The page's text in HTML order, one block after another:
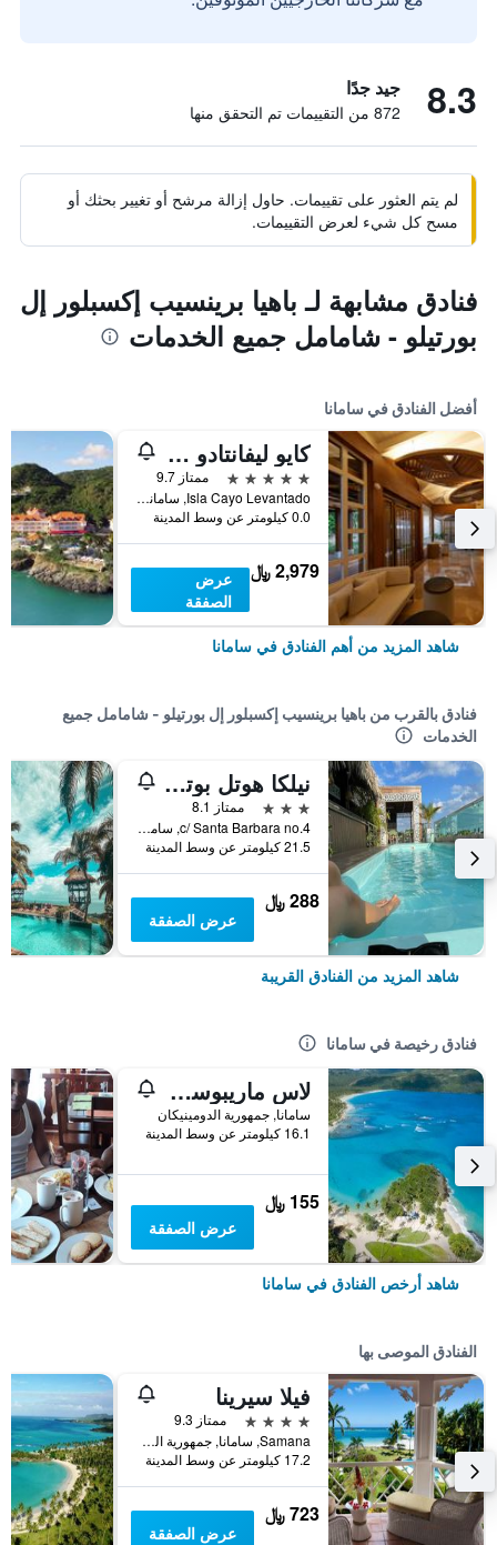
8.3 جيد جدًا
872 من التقييمات تم التحقق منها
لم يتم العثور على تقييمات. حاول إزالة مرشح أو تغيير بحثك أو
مسح كل شيء لعرض التقييمات.
فنادق مشابهة لـ باهيا برينسيب إكسبلور إل
بورتيلو - شامامل جميع الخدمات
أفضل الفنادق في سامانا
كايو ليفانتادو ريزورت - شامامل جميع الخدمات
5 نجوم
ممتاز 9.7
Isla Cayo Levantado, سامانا, جمهورية الدومينيكان
0.0 كيلومتر عن وسط المدينة
2,979 ﷼
عرض
الصفقة
شاهد المزيد من أهم الفنادق في سامانا
فنادق بالقرب من باهيا برينسيب إكسبلور إل بورتيلو - شامامل جميع
الخدمات
نيلكا هوتل بوتيك
3 نجوم
ممتاز 8.1
c/ Santa Barbara no.4, سامانا, جمهورية الدومينيكان
21.5 كيلومتر عن وسط المدينة
288 ﷼
عرض الصفقة
شاهد المزيد من الفنادق القريبة
فنادق رخيصة في سامانا
لاس ماريبوساس
سامانا, جمهورية الدومينيكان
16.1 كيلومتر عن وسط المدينة
155 ﷼
عرض الصفقة
شاهد أرخص الفنادق في سامانا
الفنادق الموصى بها
فيلا سيرينا
4 نجوم
ممتاز 9.3
Samana, سامانا, جمهورية الدومينيكان
17.2 كيلومتر عن وسط المدينة
723 ﷼
عرض الصفقة